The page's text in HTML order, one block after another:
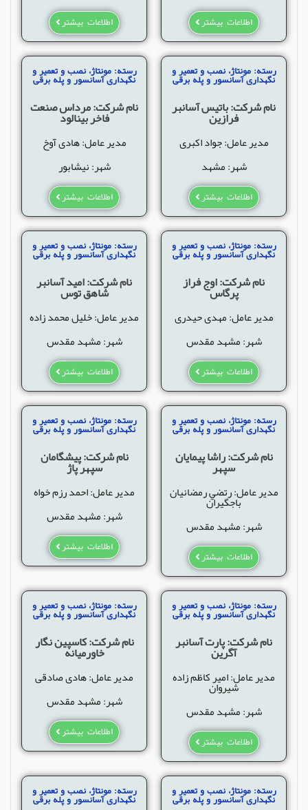
اطلاعات بیشتر اطلاعات بیشتر
رسته: مونتاژ، نصب و تعمیر و
نگهداری آسانسور و پله برقی
نام شرکت: باتیس آسانبر
فرازین
مدیر عامل: جواد اکبری
شهر: مشهد
اطلاعات بیشتر
رسته: مونتاژ، نصب و تعمیر و
نگهداری آسانسور و پله برقی
نام شرکت: مرداس صنعت
فاخر بینالود
مدیر عامل: هادی آوخ
شهر: نیشابور
اطلاعات بیشتر
رسته: مونتاژ، نصب و تعمیر و
نگهداری آسانسور و پله برقی
نام شرکت: اوج فراز
پرگاس
مدیر عامل: مهدی حیدری
شهر: مشهد مقدس
اطلاعات بیشتر
رسته: مونتاژ، نصب و تعمیر و
نگهداری آسانسور و پله برقی
نام شرکت: اميد آسانبر
شاهق توس
مدیر عامل: خلیل محمد زاده
شهر: مشهد مقدس
اطلاعات بیشتر
رسته: مونتاژ، نصب و تعمیر و
نگهداری آسانسور و پله برقی
نام شرکت: راشا پیمایان
سپهر
مدیر عامل: رتضي رمضانيان
باجگيران
شهر: مشهد مقدس
اطلاعات بیشتر
رسته: مونتاژ، نصب و تعمیر و
نگهداری آسانسور و پله برقی
نام شرکت: پیشگامان
سپهر پاژ
مدیر عامل: احمد رزم خواه
شهر: مشهد مقدس
اطلاعات بیشتر
رسته: مونتاژ، نصب و تعمیر و
نگهداری آسانسور و پله برقی
نام شرکت: پارت آسانبر
آگرین
مدیر عامل: امیر كاظم زاده
شيروان
شهر: مشهد مقدس
اطلاعات بیشتر
رسته: مونتاژ، نصب و تعمیر و
نگهداری آسانسور و پله برقی
نام شرکت: کاسپین نگار
خاورمیانه
مدیر عامل: هادی صادقی
شهر: مشهد مقدس
اطلاعات بیشتر
رسته: مونتاژ، نصب و تعمیر و
نگهداری آسانسور و پله برقی رسته: مونتاژ، نصب و تعمیر و
نگهداری آسانسور و پله برقی